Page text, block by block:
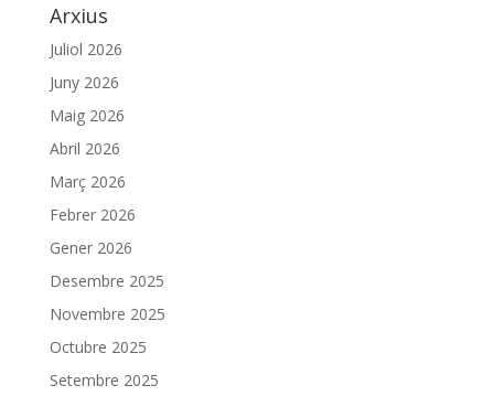
Arxius
Juliol 2026
Juny 2026
Maig 2026
Abril 2026
Març 2026
Febrer 2026
Gener 2026
Desembre 2025
Novembre 2025
Octubre 2025
Setembre 2025